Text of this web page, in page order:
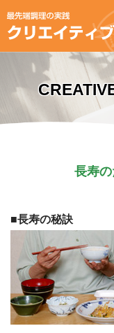
長寿
■長寿の秘訣